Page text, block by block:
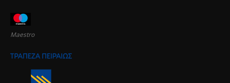
Maestro